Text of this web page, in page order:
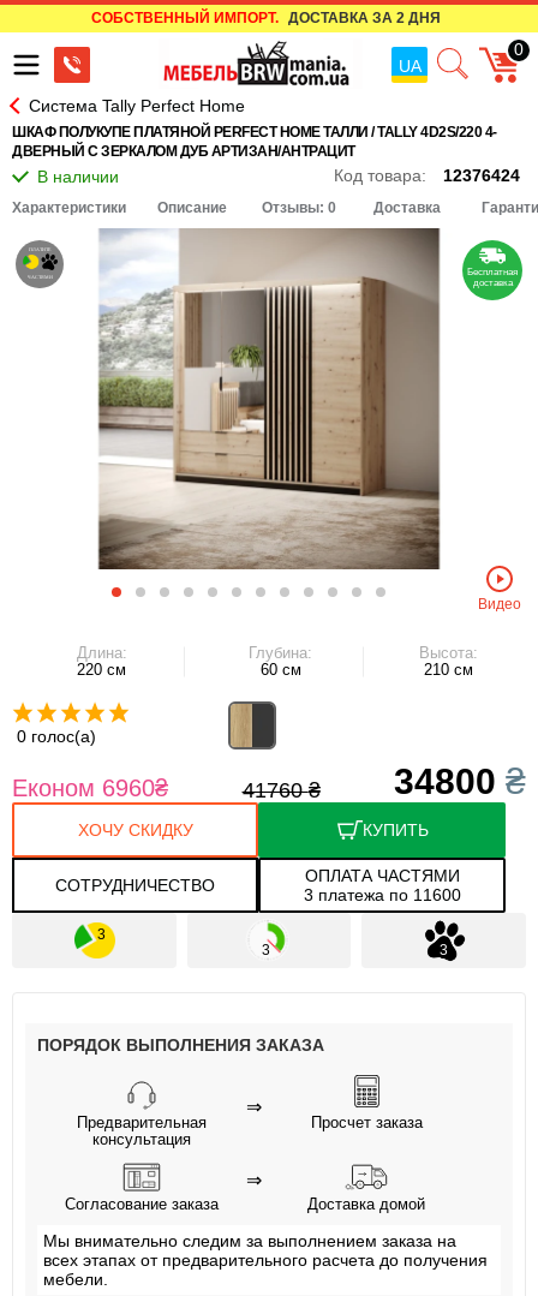
СОБСТВЕННЫЙ ИМПОРТ. ДОСТАВКА ЗА 2 ДНЯ
UA
0
Система Tally Perfect Home
ШКАФ ПОЛУКУПЕ ПЛАТЯНОЙ PERFECT HOME ТАЛЛИ / TALLY 4D2S/220 4-
ДВЕРНЫЙ С ЗЕРКАЛОМ ДУБ АРТИЗАН/АНТРАЦИТ
Код товара: 12376424
Характеристики Описание Отзывы: 0 Доставка
Видео
Длина:
220 см
Глубина:
60 см
Высота:
210 см
0 голос(а)
41760₴ 34800 ₴
Економ 6960₴
КУПИТЬ
СОТРУДНИЧЕСТВО
ХОЧУ СКИДКУ
ОПЛАТА ЧАСТЯМИ
3 платежа по 11600
ПОРЯДОК ВЫПОЛНЕНИЯ ЗАКАЗА
Предварительная
консультация
⇒
Просчет заказа
Согласование заказа
⇒
Доставка домой
Мы внимательно следим за выполнением заказа на
всех этапах от предварительного расчета до получения
мебели.